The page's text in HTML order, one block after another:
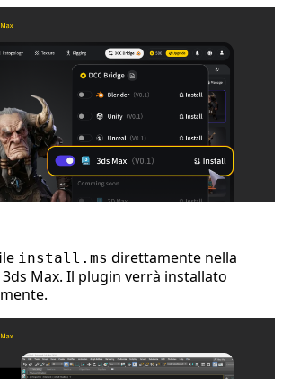
install.ms direttamente nella
Max. Il plugin verrà installato